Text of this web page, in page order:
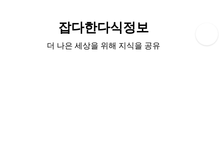
잡다한다식정보
더 나은 세상을 위해 지식을 공유